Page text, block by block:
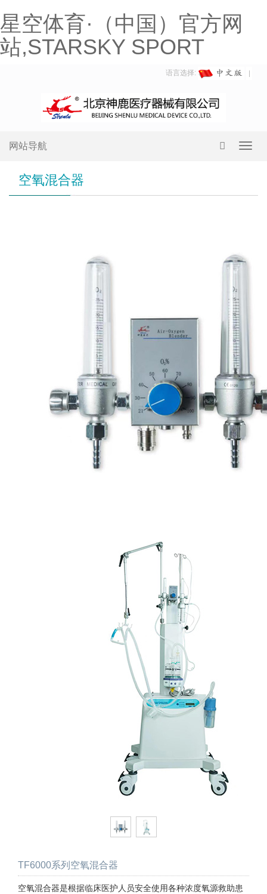
星空体育·（中国）官方网
站,STARSKY SPORT
语言选择:
网站导航
空氧混合器
TF6000系列空氧混合器
空氧混合器是根据临床医护人员安全使用各种浓度氧源救助患